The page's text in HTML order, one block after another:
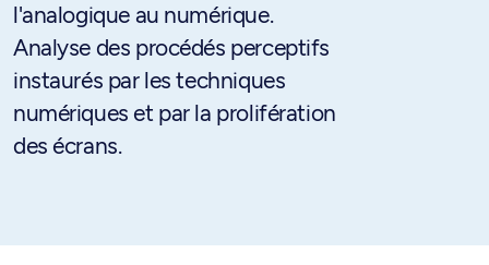
l'analogique au numérique.
Analyse des procédés perceptifs
instaurés par les techniques
numériques et par la prolifération
des écrans.